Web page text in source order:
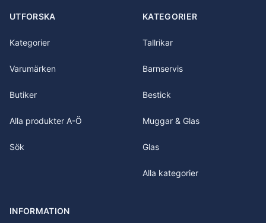
UTFORSKA
Kategorier
Varumärken
Butiker
Alla produkter A-Ö
Sök
KATEGORIER
Tallrikar
Barnservis
Bestick
Muggar & Glas
Glas
Alla kategorier
INFORMATION